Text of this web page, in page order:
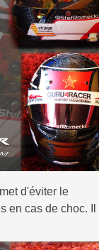
d'éviter le
en cas de choc. Il